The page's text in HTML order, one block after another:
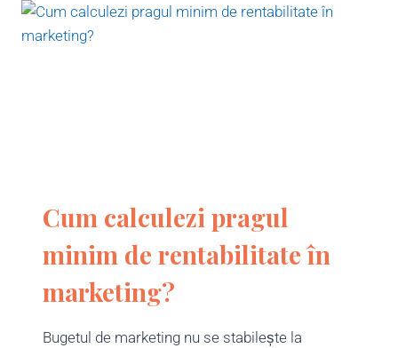
Cum calculezi pragul
minim de rentabilitate în
marketing?
Bugetul de marketing nu se stabilește la